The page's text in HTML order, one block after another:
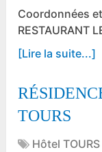
Coordonnées
RESTAURANT
[Lire la suite...]
TOURS
Hôtel TOURS